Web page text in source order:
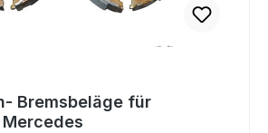
Bremsbeläge für